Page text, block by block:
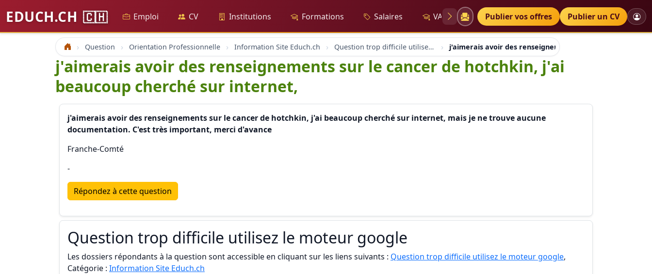
EDUCH.CH 🇨🇭 Emploi CV Institutions Formations Salaires VAE Diplômes Petites annonces
Publier vos offres Publier un CV
Accueil Question Orientation Professionnelle Information Site Educh.ch Question trop difficile utilisez le moteur google j'aimerais avoir des renseignements sur le cancer de
j'aimerais avoir des renseignements sur le cancer de hotchkin, j'ai
beaucoup cherché sur internet,
j'aimerais avoir des renseignements sur le cancer de hotchkin, j'ai beaucoup cherché sur internet, mais je ne trouve aucune
documentation. C'est très important, merci d'avance
Franche-Comté
-
Répondez à cette question
Question trop difficile utilisez le moteur google
Les dossiers répondants à la question sont accessible en cliquant sur les liens suivants : Question trop difficile utilisez le moteur google,
Catégorie : Information Site Educh.ch